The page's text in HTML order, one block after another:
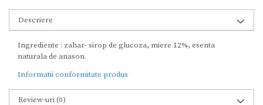
Descriere
Ingrediente : zahar- sirop de glucoza, miere 12%, esenta
naturala de anason.
Informatii conformitate produs
Review-uri(0)